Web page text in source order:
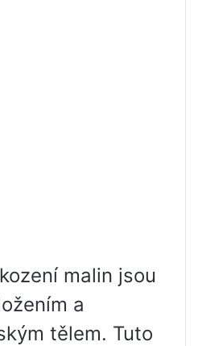
malin jsou
a
tělem. Tuto